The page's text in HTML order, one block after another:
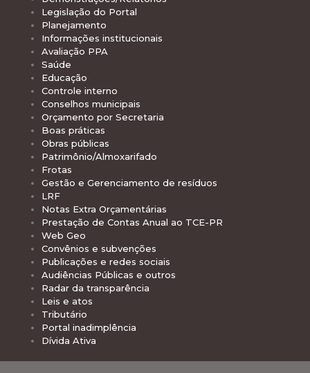
Legislação do Portal
Planejamento
Informações institucionais
Avaliação PPA
Saúde
Educação
Controle interno
Conselhos municipais
Orçamento por Secretaria
Boas práticas
Obras públicas
Patrimônio/Almoxarifado
Frotas
Gestão e Gerenciamento de resíduos
LRF
Notas Extra Orçamentárias
Prestação de Contas Anual ao TCE-PR
Web Geo
Convênios e subvenções
Publicações e redes sociais
Audiências Públicas e outros
Radar da transparência
Leis e atos
Tributário
Portal inadimplência
Dívida Ativa